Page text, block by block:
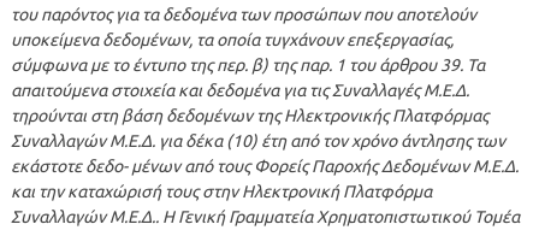
του παρόντος για τα δεδομένα των προσώπων που αποτελούν
υποκείμενα δεδομένων, τα οποία τυγχάνουν επεξεργασίας,
σύμφωνα με το έντυπο της περ. β) της παρ. 1 του άρθρου 39. Τα
απαιτούμενα στοιχεία και δεδομένα για τις Συναλλαγές Μ.Ε.Δ.
τηρούνται στη βάση δεδομένων της Ηλεκτρονικής Πλατφόρμας
Συναλλαγών Μ.Ε.Δ. για δέκα (10) έτη από τον χρόνο άντλησης των
εκάστοτε δεδο- μένων από τους Φορείς Παροχής Δεδομένων Μ.Ε.Δ.
και την καταχώρισή τους στην Ηλεκτρονική Πλατφόρμα
Συναλλαγών Μ.Ε.Δ.. Η Γενική Γραμματεία Χρηματοπιστωτικού Τομέα